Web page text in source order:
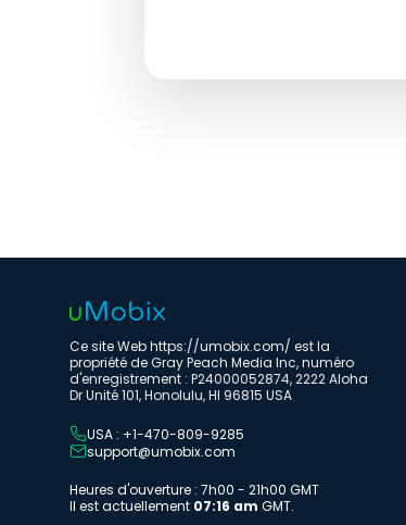
Ce site Web https://umobix.com/ est la
propriété de Gray Peach Media Inc, numéro
d'enregistrement : P24000052874, 2222 Aloha
Dr Unité 101, Honolulu, HI 96815 USA
USA : +1-470-809-9285
support@umobix.com
Heures d'ouverture : 7h00 - 21h00 GMT
Il est actuellement 07:16 am GMT.